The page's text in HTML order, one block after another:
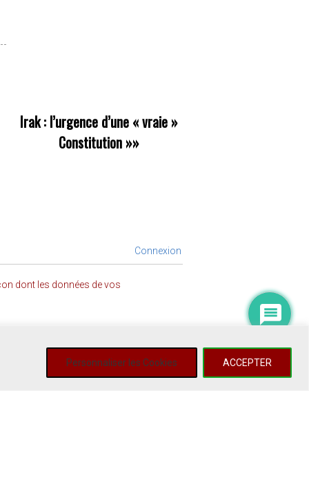
Personnaliser les Cookies ACCEPTER
Irak : l’urgence d’une « vraie »
Constitution »»
Connexion
dont les données de vos